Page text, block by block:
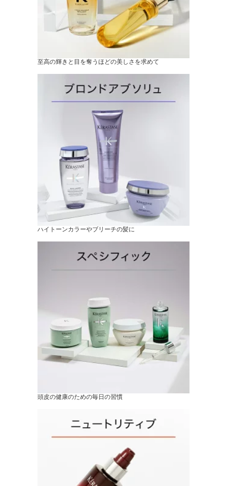
至高の輝きと目を奪うほどの美しさを求めて
ハイトーンカラーやブリーチの髪に
頭皮の健康のための毎日の習慣